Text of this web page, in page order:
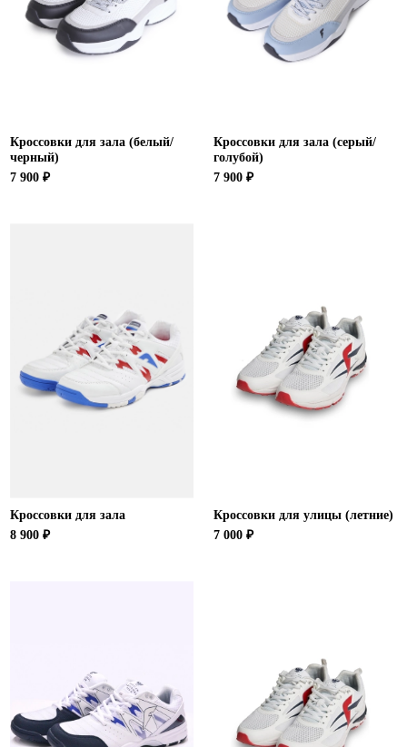
Ханты-Мансийский автономный округ (3)
Челябинская область (2)
Кроссовки для зала (белый/
черный)
7 900 ₽
Кроссовки для зала (серый/
голубой)
7 900 ₽
Кроссовки для зала
8 900 ₽
Кроссовки для улицы (летние)
7 000 ₽